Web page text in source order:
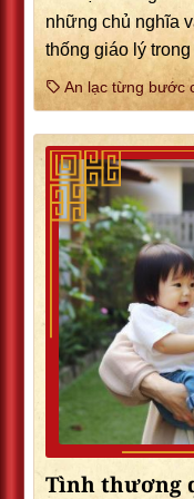
những chủ nghĩa
thống giáo lý
An lạc từng bước
Tình thương